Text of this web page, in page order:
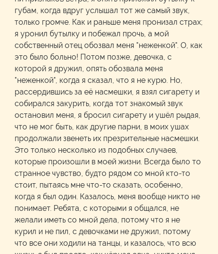
губам, когда вдруг услышал тот же самый звук,
только громче. Как и раньше меня пронизал страх;
я уронил бутылку и побежал прочь, а мой
собственный отец обозвал меня "неженкой". О, как
это было больно! Потом позже, девочка, с
которой я дружил, опять обозвала меня
"неженкой", когда я сказал, что я не курю. Но,
рассердившись за её насмешки, я взял сигарету и
собирался закурить, когда тот знакомый звук
остановил меня, я бросил сигарету и ушёл рыдая,
что не мог быть, как другие парни, в моих ушах
продолжали звенеть их презрительные насмешки.
Это только несколько из подобных случаев,
которые произошли в моей жизни. Всегда было то
странное чувство, будто рядом со мной кто-то
стоит, пытаясь мне что-то сказать, особенно,
когда я был один. Казалось, меня вообще никто не
понимает. Ребята, с которыми я общался, не
желали иметь со мной дела, потому что я не
курил и не пил, с девочками не дружил, потому
что все они ходили на танцы, и казалось, что всю